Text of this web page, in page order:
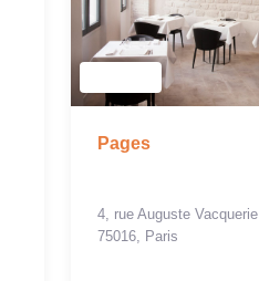
Pages
4, rue Auguste Vacquerie
75016, Paris